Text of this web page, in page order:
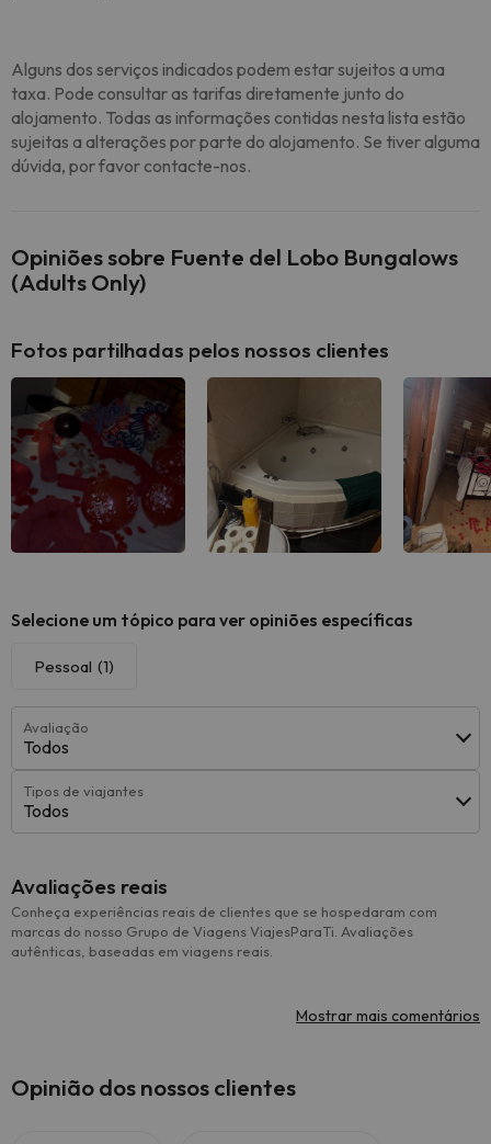
Alguns dos serviços indicados podem estar sujeitos a uma
taxa. Pode consultar as tarifas diretamente junto do
alojamento. Todas as informações contidas nesta lista estão
sujeitas a alterações por parte do alojamento. Se tiver alguma
dúvida, por favor contacte-nos.
Opiniões sobre Fuente del Lobo Bungalows
(Adults Only)
Fotos partilhadas pelos nossos clientes
Selecione um tópico para ver opiniões específicas
Pessoal (1)
Avaliação
Todos
Tipos de viajantes
Todos
Avaliações reais
Conheça experiências reais de clientes que se hospedaram com
marcas do nosso Grupo de Viagens ViajesParaTi. Avaliações
autênticas, baseadas em viagens reais.
Mostrar mais comentários
Opinião dos nossos clientes